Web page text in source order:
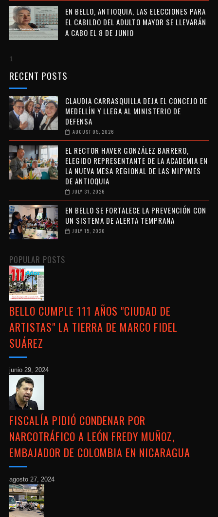
EN BELLO, ANTIOQUIA, LAS ELECCIONES PARA
EL CABILDO DEL ADULTO MAYOR SE LLEVARÁN
A CABO EL 8 DE JUNIO
1
RECENT POSTS
CLAUDIA CARRASQUILLA DEJA EL CONCEJO DE
MEDELLÍN Y LLEGA AL MINISTERIO DE
DEFENSA
AUGUST 05, 2026
EL RECTOR HAVER GONZÁLEZ BARRERO,
ELEGIDO REPRESENTANTE DE LA ACADEMIA EN
LA NUEVA MESA REGIONAL DE LAS MIPYMES
DE ANTIOQUIA
JULY 31, 2026
EN BELLO SE FORTALECE LA PREVENCIÓN CON
UN SISTEMA DE ALERTA TEMPRANA
JULY 15, 2026
POPULAR POSTS
BELLO CUMPLE 111 AÑOS "CIUDAD DE
ARTISTAS" LA TIERRA DE MARCO FIDEL
SUÁREZ
junio 29, 2024
FISCALÍA PIDIÓ CONDENAR POR
NARCOTRÁFICO A LEÓN FREDY MUÑOZ,
EMBAJADOR DE COLOMBIA EN NICARAGUA
agosto 27, 2024